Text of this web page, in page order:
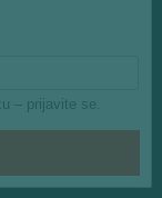
– prijavite se.